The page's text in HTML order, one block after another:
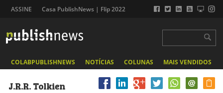
ASSINE Casa PublishNews | Flip 2022
COLABPUBLISHNEWS NOTÍCIAS COLUNAS MAIS VENDIDOS
J.R.R. Tolkien